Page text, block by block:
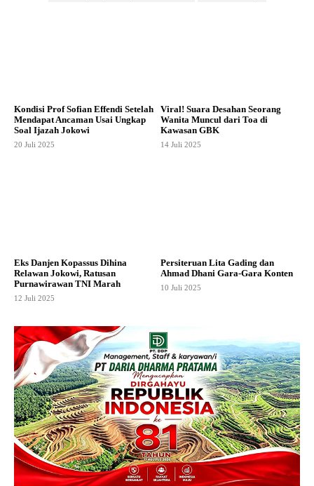
Kondisi Prof Sofian Effendi Setelah
Mendapat Ancaman Usai Ungkap
Soal Ijazah Jokowi
20 Juli 2025
Viral! Suara Desahan Seorang
Wanita Muncul dari Toa di
Kawasan GBK
14 Juli 2025
Eks Danjen Kopassus Dihina
Relawan Jokowi, Ratusan
Purnawirawan TNI Marah
12 Juli 2025
Persiteruan Lita Gading dan
Ahmad Dhani Gara-Gara Konten
10 Juli 2025